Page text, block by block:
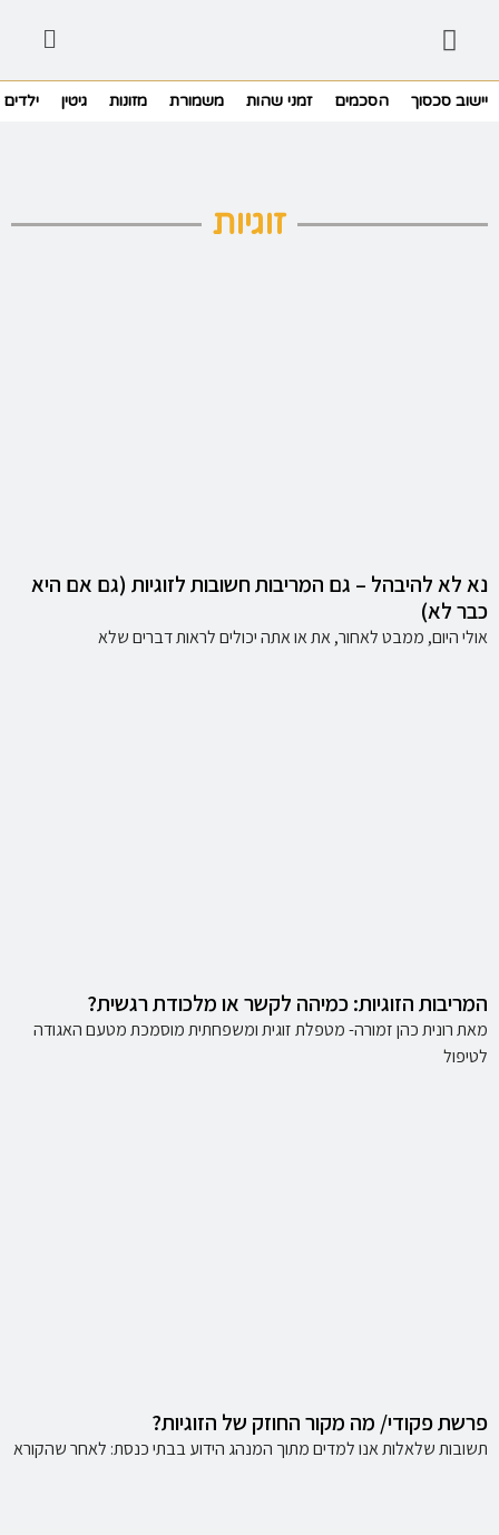
יישוב סכסוך הסכמים זמני שהות משמורת מזונות גיטין ילדים
זוגיות
נא לא להיבהל – גם המריבות חשובות לזוגיות (גם אם היא
כבר לא)
אולי היום, ממבט לאחור, את או אתה יכולים לראות דברים שלא
המריבות הזוגיות: כמיהה לקשר או מלכודת רגשית?
מאת רונית כהן זמורה- מטפלת זוגית ומשפחתית מוסמכת מטעם האגודה
לטיפול
פרשת פקודי/ מה מקור החוזק של הזוגיות?
תשובות שלאלות אנו למדים מתוך המנהג הידוע בבתי כנסת: לאחר שהקורא